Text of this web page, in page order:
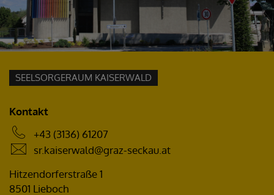
SEELSORGERAUM KAISERWALD
Kontakt
+43 (3136) 61207
sr.kaiserwald@graz-seckau.at
Hitzendorferstraße 1
8501 Lieboch